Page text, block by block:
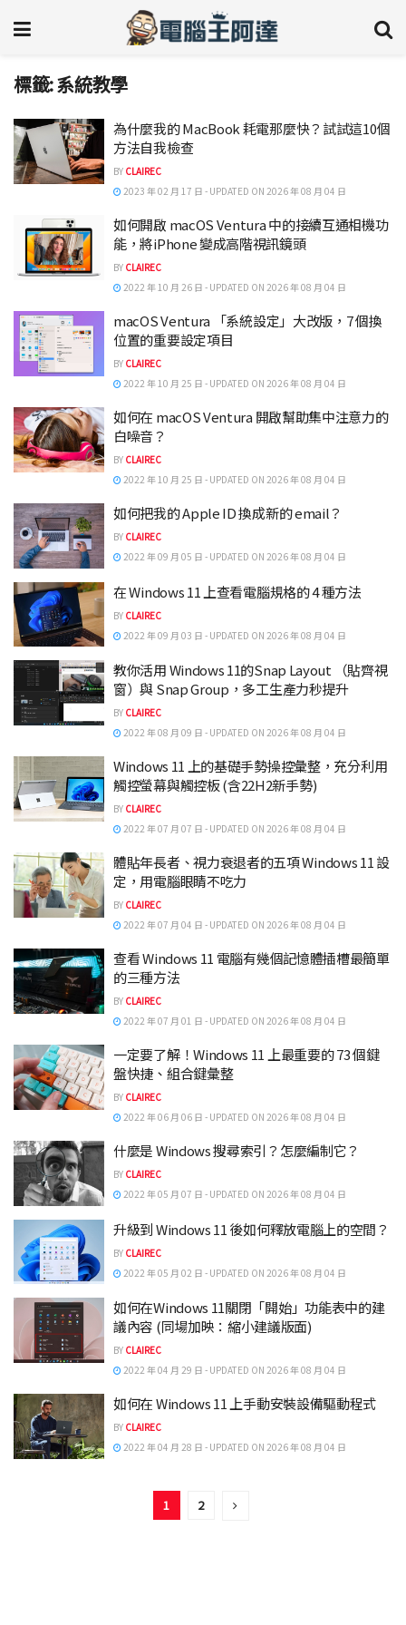
標籤:系統教學
為什麼我的 MacBook 耗電那麼快？試試這10個
方法自我檢查
BY CLAIREC
2023 年 02 月 17 日 - UPDATED ON 2026 年 08 月 04 日
如何開啟 macOS Ventura 中的接續互通相機功
能，將iPhone 變成高階視訊鏡頭
BY CLAIREC
2022 年 10 月 26 日 - UPDATED ON 2026 年 08 月 04 日
macOS Ventura 「系統設定」大改版，7 個換
位置的重要設定項目
BY CLAIREC
2022 年 10 月 25 日 - UPDATED ON 2026 年 08 月 04 日
如何在 macOS Ventura 開啟幫助集中注意力的
白噪音？
BY CLAIREC
2022 年 10 月 25 日 - UPDATED ON 2026 年 08 月 04 日
如何把我的 Apple ID 換成新的 email？
BY CLAIREC
2022 年 09 月 05 日 - UPDATED ON 2026 年 08 月 04 日
在 Windows 11 上查看電腦規格的 4 種方法
BY CLAIREC
2022 年 09 月 03 日 - UPDATED ON 2026 年 08 月 04 日
教你活用 Windows 11的Snap Layout （貼齊視
窗）與 Snap Group，多工生產力秒提升
BY CLAIREC
2022 年 08 月 09 日 - UPDATED ON 2026 年 08 月 04 日
Windows 11 上的基礎手勢操控彙整，充分利用
觸控螢幕與觸控板 (含22H2新手勢)
BY CLAIREC
2022 年 07 月 07 日 - UPDATED ON 2026 年 08 月 04 日
體貼年長者、視力衰退者的五項 Windows 11 設
定，用電腦眼睛不吃力
BY CLAIREC
2022 年 07 月 04 日 - UPDATED ON 2026 年 08 月 04 日
查看 Windows 11 電腦有幾個記憶體插槽最簡單
的三種方法
BY CLAIREC
2022 年 07 月 01 日 - UPDATED ON 2026 年 08 月 04 日
一定要了解！Windows 11 上最重要的 73 個鍵
盤快捷、組合鍵彙整
BY CLAIREC
2022 年 06 月 06 日 - UPDATED ON 2026 年 08 月 04 日
什麼是 Windows 搜尋索引？怎麼編制它？
BY CLAIREC
2022 年 05 月 07 日 - UPDATED ON 2026 年 08 月 04 日
升級到 Windows 11 後如何釋放電腦上的空間？
BY CLAIREC
2022 年 05 月 02 日 - UPDATED ON 2026 年 08 月 04 日
如何在Windows 11關閉「開始」功能表中的建
議內容 (同場加映：縮小建議版面)
BY CLAIREC
2022 年 04 月 29 日 - UPDATED ON 2026 年 08 月 04 日
如何在 Windows 11 上手動安裝設備驅動程式
BY CLAIREC
2022 年 04 月 28 日 - UPDATED ON 2026 年 08 月 04 日
1 2